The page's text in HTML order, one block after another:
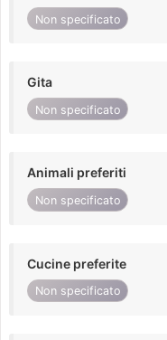
Non specificato
Gita
Non specificato
Animali preferiti
Non specificato
Cucine preferite
Non specificato